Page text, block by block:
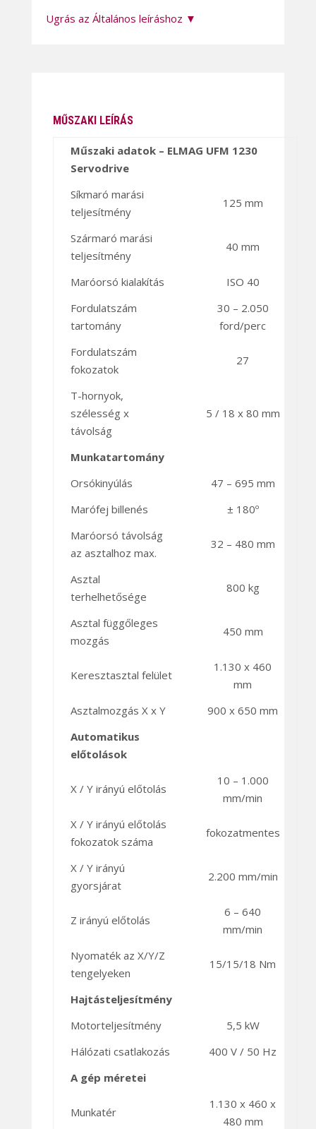
Ugrás az Általános leíráshoz ▼
MŰSZAKI LEÍRÁS
Műszaki adatok – ELMAG UFM 1230
Servodrive
Síkmaró marási
teljesítmény
125 mm
Szármaró marási
teljesítmény
40 mm
Maróorsó kialakítás
ISO 40
Fordulatszám
tartomány
30 – 2.050
ford/perc
Fordulatszám
fokozatok
27
T-hornyok,
szélesség x
távolság
5 / 18 x 80 mm
Munkatartomány
Orsókinyúlás
47 – 695 mm
Marófej billenés
± 180º
Maróorsó távolság
az asztalhoz max.
32 – 480 mm
Asztal
terhelhetősége
800 kg
Asztal függőleges
mozgás
450 mm
Keresztasztal felület
1.130 x 460
mm
Asztalmozgás X x Y
900 x 650 mm
Automatikus
előtolások
X / Y irányú előtolás
10 – 1.000
mm/min
X / Y irányú előtolás
fokozatok száma
fokozatmentes
X / Y irányú
gyorsjárat
2.200 mm/min
Z irányú előtolás
6 – 640
mm/min
Nyomaték az X/Y/Z
tengelyeken
15/15/18 Nm
Hajtásteljesítmény
Motorteljesítmény
5,5 kW
Hálózati csatlakozás
400 V / 50 Hz
A gép méretei
Munkatér
1.130 x 460 x
480 mm